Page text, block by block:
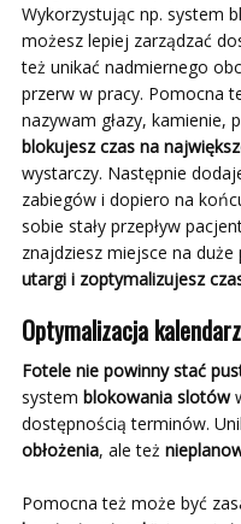
Wykorzystując np. system
możesz lepiej zarządzać
też unikać nadmiernego
przerw w pracy. Pomocna
nazywam głazy, kamienie,
blokujesz czas na
wystarczy. Następnie
zabiegów i dopiero na
sobie stały przepływ
znajdziesz miejsce na duże
utargi i zoptymalizujesz
Optymalizacja
Fotele nie powinny stać
system blokowania slotów
dostępnością terminów.
obłożenia, ale też
Pomocna też może być